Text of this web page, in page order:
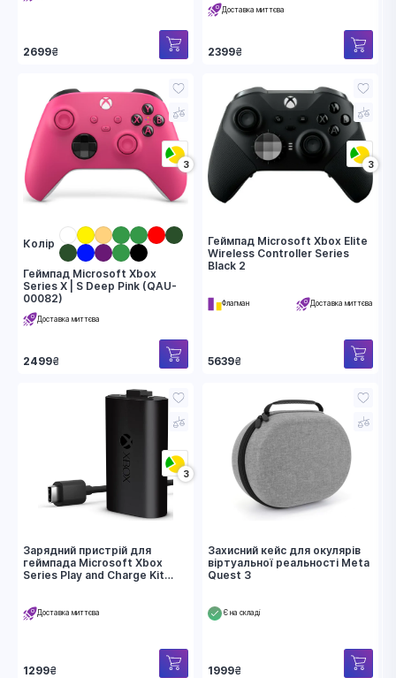
2699₴
Доставка миттєва
2399₴
3
Колір
Геймпад Microsoft Xbox
Series X | S Deep Pink (QAU-
00082)
Доставка миттєва
2499₴
3
Геймпад Microsoft Xbox Elite
Wireless Controller Series
Black 2
Доставка миттєва
Флагман
5639₴
3
Зарядний пристрій для
геймпада Microsoft Xbox
Series Play and Charge Kit
Доставка миттєва
1299₴
Захисний кейс для окулярів
віртуальної реальності Meta
Quest 3
Є на складі
1999₴